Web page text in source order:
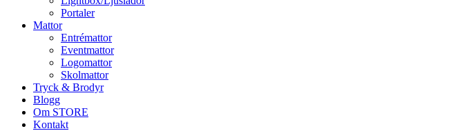
Portaler
Mattor
Entrémattor
Eventmattor
Logomattor
Skolmattor
Tryck & Brodyr
Blogg
Om STORE
Kontakt